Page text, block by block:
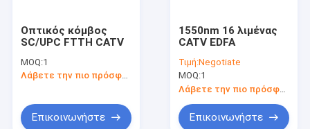
Οπτικός κόμβος
SC/UPC FTTH CATV
MOQ:1
Λάβετε την πιο πρόσφατη τιμή
Επικοινωνήστε
1550nm 16 λιμένας
CATV EDFA
Τιμή:Negotiate
MOQ:1
Επικοινωνήστε